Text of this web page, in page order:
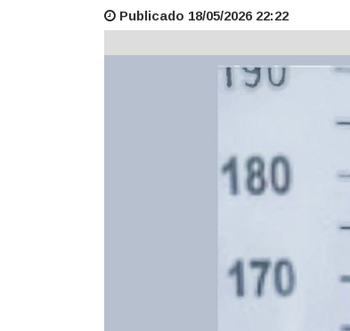
Publicado 18/05/2026 22:22